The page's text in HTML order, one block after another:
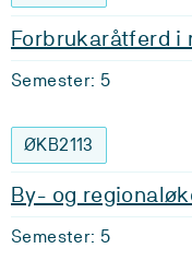
Forbrukaråtferd i
Semester: 5
ØKB2113
By- og
Semester: 5